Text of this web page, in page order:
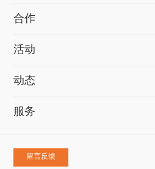
合作
活动
动态
服务
留言反馈